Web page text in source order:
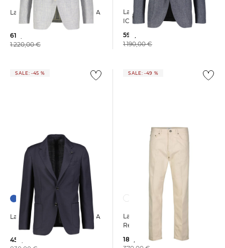
Lardini | Herren Sakko ROMA
610,00 €
1.220,00 €
Lardini | Herren Sakko
ICONIC DROP 7 REG
599,90 €
1.190,00 €
SALE: -45 %
Lardini | Herren Sakko ROMA
459,90 €
SALE: -49 %
Lardini | Herren Jeans
Regular Fit
189,99 €